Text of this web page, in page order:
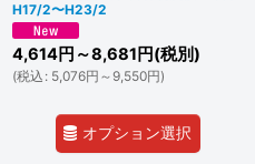
H17/2〜H23/2
4,614円 ～8,681 円(税別)
(税込 : 5,076円 ～9,550円)
オプション選択